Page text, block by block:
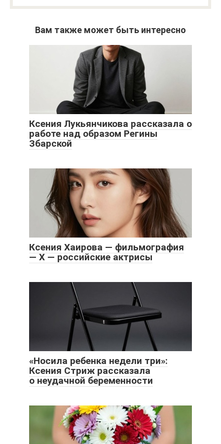
Вам также может быть интересно
Ксения Лукьянчикова рассказала о
работе над образом Регины
Збарской
Ксения Хаирова — фильмография
— Х — российские актрисы
«Носила ребенка недели три»:
Ксения Стриж рассказала
о неудачной беременности